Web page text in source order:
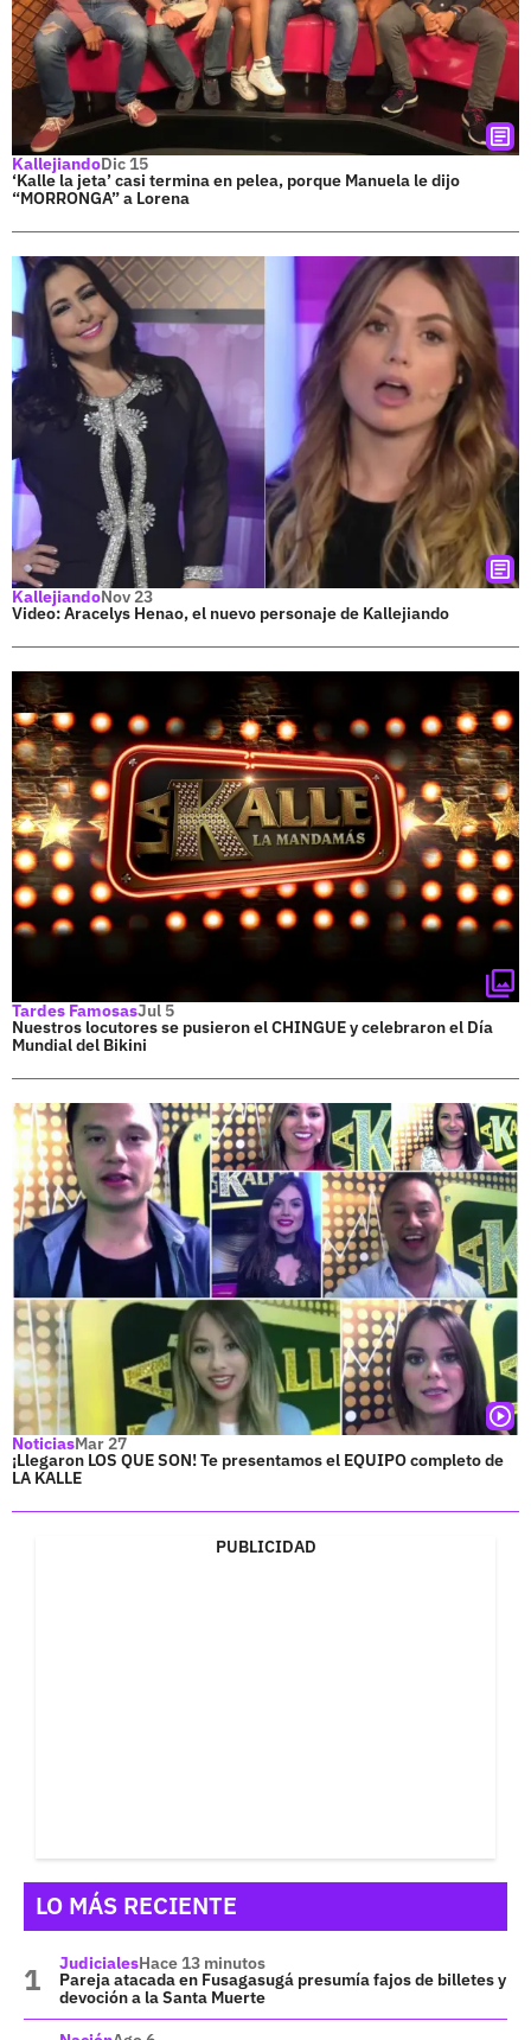
KallejiandoDic 15
‘Kalle la jeta’ casi termina en pelea, porque Manuela le dijo
“MORRONGA” a Lorena
KallejiandoNov 23
Video: Aracelys Henao, el nuevo personaje de Kallejiando
Tardes FamosasJul 5
Nuestros locutores se pusieron el CHINGUE y celebraron el Día
Mundial del Bikini
NoticiasMar 27
¡Llegaron LOS QUE SON! Te presentamos el EQUIPO completo de
LA KALLE
PUBLICIDAD
LO MÁS RECIENTE
JudicialesHace 13 minutos
Pareja atacada en Fusagasugá presumía fajos de billetes y
devoción a la Santa Muerte